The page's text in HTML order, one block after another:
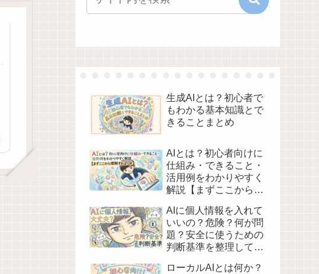
生成AIとは？初心者で
もわかる基本知識とで
きることまとめ
AIとは？初心者向けに
仕組み・できること・
活用例をわかりやすく
解説【まずここから理
AIに個人情報を入れて
いいの？危険？何が問
題？安全に使うための
判断基準を整理してみ
ローカルAIとは何か？